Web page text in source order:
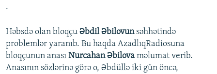
.
Həbsdə olan bloqçu Əbdil Əbilovunsəhhətində
problemlər yaranıb. Bu haqda AzadlıqRadiosuna
bloqçunun anası Nurcahan Əbilova məlumat verib.
Anasının sözlərinə görə o, Əbdüllə iki gün öncə,